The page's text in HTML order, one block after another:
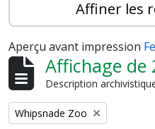
Affiner les
Aperçu avant impression
Affichage de
Description
Remove filter:
Whipsnade Zoo